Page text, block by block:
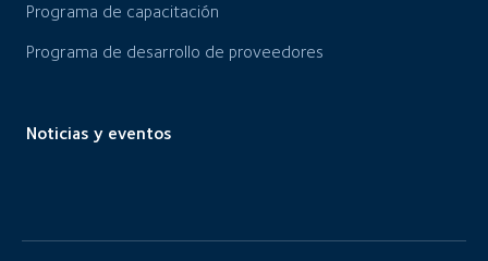
Programa de capacitación
Programa de desarrollo de proveedores
Noticias y eventos